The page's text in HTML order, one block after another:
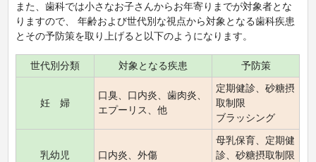
また、歯科では小さなお子さんからお年寄りまでが対象者とな
りますので、 年齢および世代別な視点から対象となる歯科疾患
とその予防策を取り上げると以下のようになります。
世代別分類 対象となる疾患 予防策
妊 婦
口臭、口内炎、歯肉炎、
エプーリス、他
定期健診、砂糖摂
取制限
ブラッシング
乳幼児 口内炎、外傷
母乳保育、定期健
診、砂糖摂取制限